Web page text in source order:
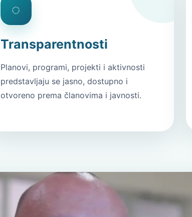
◌
Transparentnosti
Planovi, programi, projekti i aktivnosti
predstavljaju se jasno, dostupno i
otvoreno prema članovima i javnosti.